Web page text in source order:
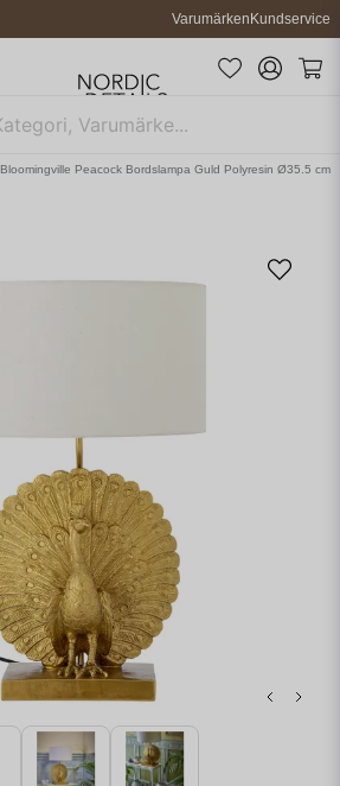
VarumärkenKundservice
Bloomingville Peacock Bordslampa Guld Polyresin Ø35.5 cm